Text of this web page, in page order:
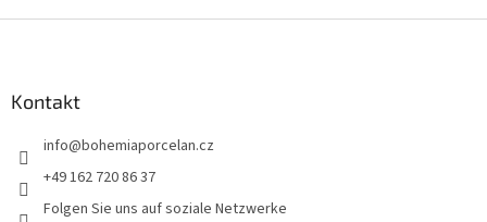
Kontakt
info@bohemiaporcelan.cz
+49 162 720 86 37
Folgen Sie uns auf soziale Netzwerke